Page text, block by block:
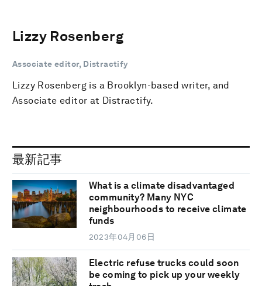
Lizzy Rosenberg
Associate editor, Distractify
Lizzy Rosenberg is a Brooklyn-based writer, and
Associate editor at Distractify.
最新記事
What is a climate disadvantaged
community? Many NYC
neighbourhoods to receive climate
funds
2023年04月06日
Electric refuse trucks could soon
be coming to pick up your weekly